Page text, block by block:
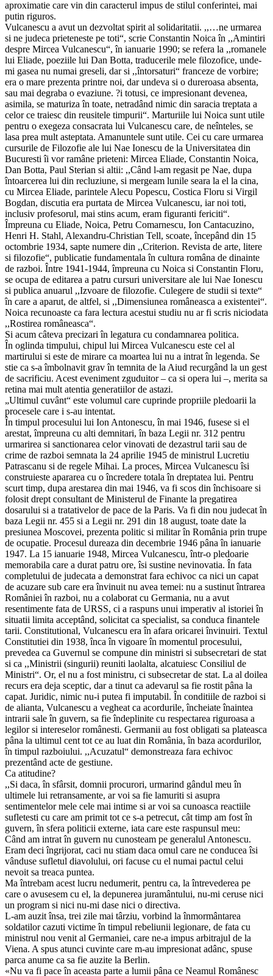
aproximatie care vin din caracterul impus de stilul conferintei, mai
putin riguros.
Vulcanescu a avut un dezvoltat spirit al solidaritatii. ,,…ne urmarea
si ne judeca prieteneste pe toti“, scrie Constantin Noica în ,,Amintiri
despre Mircea Vulcanescu“, în ianuarie 1990; se refera la ,,romanele
lui Eliade, poeziile lui Dan Botta, traducerile mele filozofice, unde-
mi gasea nu numai greseli, dar si ,,întorsaturi“ franceze de vorbire;
era o mare prezenta printre noi, dar undeva si o dureroasa absenta,
sau mai degraba o evaziune. ?i totusi, ce impresionant devenea,
asimila, se maturiza în toate, netradând nimic din saracia treptata a
celor ce traiesc din reusitele timpurii“. Marturiile lui Noica sunt utile
pentru o exegeza consacrata lui Vulcanescu care, de neînteles, se
lasa prea mult asteptata. Amanuntele sunt utile. Cei cu care urmarea
cursurile de Filozofie ale lui Nae Ionescu de la Universitatea din
Bucuresti îi vor ramâne prieteni: Mircea Eliade, Constantin Noica,
Dan Botta, Paul Sterian si altii: ,,Când l-am regasit pe Nae, dupa
întoarcerea lui din recluziune, si mergeam lunile seara la el la cina,
cu Mircea Eliade, parintele Alecu Popescu, Costica Floru si Virgil
Bogdan, discutia era purtata de Mircea Vulcanescu, iar noi toti,
inclusiv profesorul, mai stins acum, eram figuranti fericiti“.
Împreuna cu Eliade, Noica, Petru Comarnescu, Ion Cantacuzino,
Henri H. Stahl, Alexandru-Christian Tell, scoate, începând din 15
octombrie 1934, sapte numere din ,,Criterion. Revista de arte, litere
si filozofie“, publicatie fundamentala în cultura româna de dinainte
de razboi. Între 1941-1944, împreuna cu Noica si Constantin Floru,
se ocupa de editarea a patru cursuri universitare ale lui Nae Ionescu
si publica anuarul ,,Izvoare de filozofie. Culegere de studii si texte“
în care a aparut, de altfel, si ,,Dimensiunea româneasca a existentei“.
Noica recunoaste ca fara lectura acestui studiu nu ar fi scris niciodata
,,Rostirea româneasca“.
Si acum câteva precizari în legatura cu condamnarea politica.
În oglinda timpului, chipul lui Mircea Vulcanescu este cel al
martirului si este de mirare ca moartea lui nu a intrat în legenda. Se
stie ca s-a îmbolnavit grav în temnita de la Aiud recurgând la un gest
de sacrificiu. Acest eveniment zguduitor – ca si opera lui –, merita sa
retina mai mult atentia generatiilor de astazi.
„Ultimul cuvânt“ este volumul care cuprinde propriile pledoarii la
procesele care i s-au intentat.
În timpul procesului lui Ion Antonescu, în mai 1946, fusese si el
arestat, împreuna cu alti demnitari, în baza Legii nr. 312 pentru
urmarirea si sanctionarea celor vinovati de dezastrul tarii sau de
crime de razboi semnata la 24 aprilie 1945 de ministrul Lucretiu
Patrascanu si de regele Mihai. La proces, Mircea Vulcanescu îsi
construieste apararea cu o încredere totala în dreptatea lui. Pentru
scurt timp, dupa arestarea din mai 1946, va fi scos din închisoare si
folosit drept consultant de Ministerul de Finante la pregatirea
dosarului si a tratativelor de pace de la Paris. Va fi din nou judecat în
baza Legii nr. 455 si a Legii nr. 291 din 18 august, toate date la
presiunea Moscovei, prezenta politic si militar în România prin trupe
de ocupatie. Procesul dureaza din decembrie 1946 pâna în ianuarie
1947. La 15 ianuarie 1948, Mircea Vulcanescu, într-o pledoarie
memorabila care a durat patru ore, îsi sustine nevinovatia. În fata
completului de judecata a demonstrat fara echivoc ca nici un capat
de acuzare sub care era învinuit nu avea temei: nu a sustinut întrarea
României în razboi, nu a colaborat cu Germania, nu a avut
resentimente fata de URSS, ci a raspuns unui imperativ al istoriei în
situatii limita acceptând, solicitat ca specialist, sa conduca finantele
tarii. Constitutional, Vulcanescu era în afara oricarei învinuiri. Textul
Constitutiei din 1938, înca în vigoare în momentul procesului,
prevedea ca Guvernul se compune din ministri si subsecretari de stat
si ca ,,Ministrii (singurii) reuniti laolalta, alcatuiesc Consiliul de
Ministri“. Or, el nu a fost ministru, ci subsecretar de stat. La al doilea
recurs era deja sceptic, dar a tinut ca adevarul sa fie rostit pâna la
capat. Juridic, nimic nu-i putea fi imputabil. În conditiile de razboi si
de alianta, Vulcanescu a vegheat ca acordurile, încheiate înaintea
intrarii sale în guvern, sa fie îndeplinite cu respectarea riguroasa a
legilor si intereselor românesti. Germanii au fost obligati sa plateasca
pâna la ultimul cent tot ce au luat din România, în baza acordurilor,
în timpul razboiului. ,,Acuzatul“ demonstreaza fara echivoc
prezentând acte de gestiune.
Ca atitudine?
,,Si daca, în sfârsit, domnii procurori, urmarind gândul meu în
ultimele lui retransamente, ar voi sa fie lamuriti si asupra
sentimentelor mele cele mai intime si ar voi sa cunoasca reactiile
sufletesti cu care am primit tot ce s-a petrecut, cât timp am fost în
guvern, în sfera politicii externe, iata care este raspunsul meu:
Când am intrat în guvern nu cunosteam pe generalul Antonescu.
Eram deci îngrijorat, caci nu stiam daca omul care ne conducea îsi
vânduse sufletul diavolului, ori facuse cu el numai pactul celui
nevoit sa treaca puntea.
Ma întrebam acest lucru nedumerit, pentru ca, la întrevederea pe
care o avusesem cu el, la depunerea juramântului, nu-mi ceruse nici
un program si nici nu-mi dase nici o directiva.
L-am auzit însa, trei zile mai târziu, vorbind la înmormântarea
soldatilor cazuti victime în timpul rebeliunii legionare, de fata cu
ministrul nou venit al Germaniei, care ne-a impus arbitrajul de la
Viena. A spus atunci cuvinte care m-au impresionat adânc, spuse
parca anume ca sa fie auzite la Berlin.
«Nu va fi pace în aceasta parte a lumii pâna ce Neamul Românesc